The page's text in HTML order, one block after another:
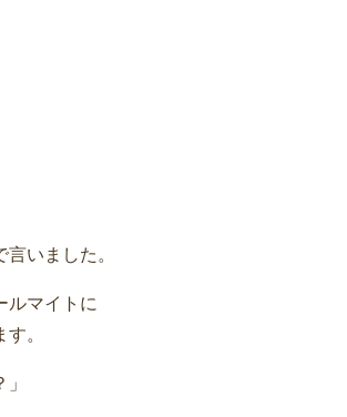
いました。
ルマイトに
。